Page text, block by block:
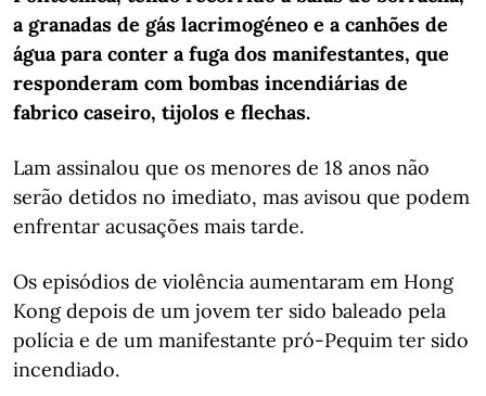
a granadas de gás lacrimogéneo e a canhões de
água para conter a fuga dos manifestantes, que
responderam com bombas incendiárias de
fabrico caseiro, tijolos e flechas.
Lam assinalou que os menores de 18 anos não
serão detidos no imediato, mas avisou que podem
enfrentar acusações mais tarde.
Os episódios de violência aumentaram em Hong
Kong depois de um jovem ter sido baleado pela
polícia e de um manifestante pró-Pequim ter sido
incendiado.